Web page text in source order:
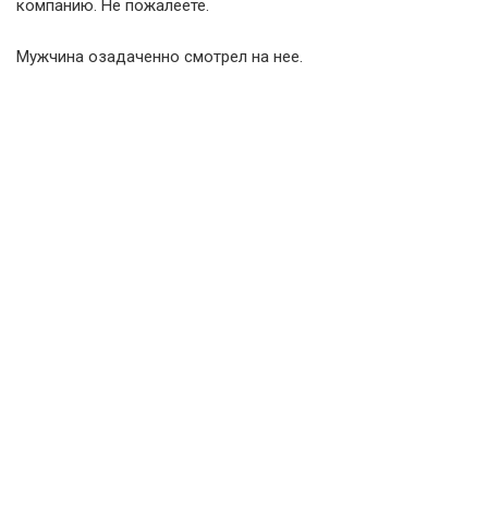
компанию. Не пожалеете.
Мужчина озадаченно смотрел на нее.